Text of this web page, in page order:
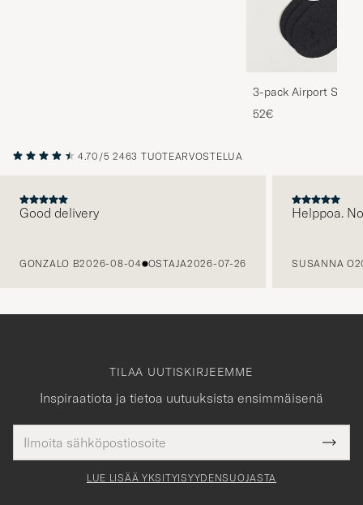
3-pack Airport
Melange
52€
4.70/5 2463 TUOTEARVOSTELUA
Good delivery
GONZALO B2026-08-04 OSTAJA2026-07-26
Helppoa.
SUSANNA O
TILAA UUTISKIRJEEMME
Inspiraatiota ja tietoa uutuuksista ensimmäisenä
tieto
Tack
för
LUE LISÄÄ YKSITYISYYDENSUOJASTA